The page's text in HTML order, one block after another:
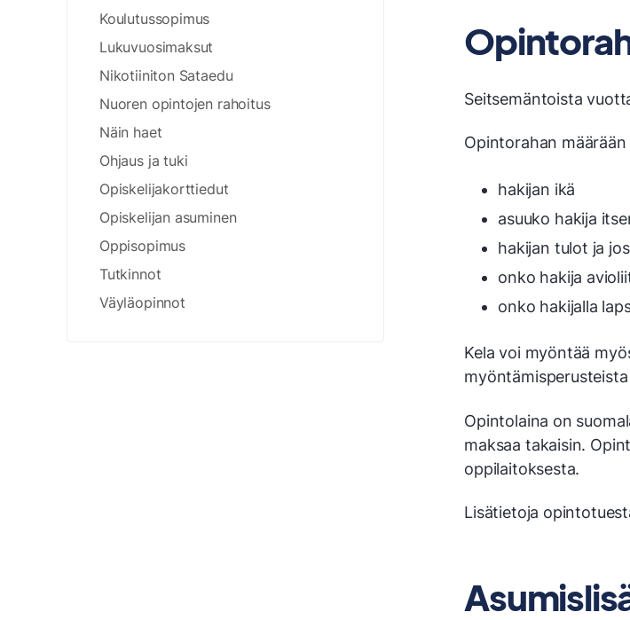
Koulutussopimus
Lukuvuosimaksut
Nikotiiniton Sataedu
Nuoren opintojen rahoitus
Näin haet
Ohjaus ja tuki
Opiskelijakorttiedut
Opiskelijan asuminen
Oppisopimus
Tutkinnot
Väyläopinnot
Seitsemäntoista
Opintorahan
hakijan ikä
asuuko hakija
hakijan tulot ja
onko hakija
onko hakijalla
Kela voi myöntää
Opintolaina on
maksaa takaisin.
oppilaitoksesta.
Lisätietoja